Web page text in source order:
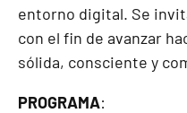
entorno digital. Se
con el fin de avanzar
sólida, consciente y
PROGRAMA: